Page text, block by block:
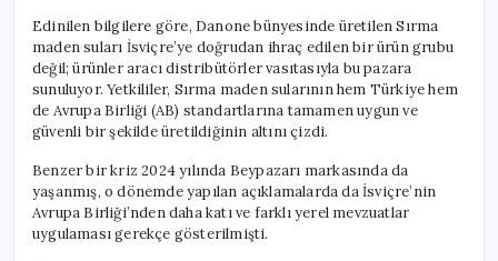
Edinilen bilgilere göre, Danone bünyesinde üretilen Sırma
maden suları İsviçre’ye doğrudan ihraç edilen bir ürün grubu
değil; ürünler aracı distribütörler vasıtasıyla bu pazara
sunuluyor. Yetkililer, Sırma maden sularının hem Türkiye hem
de Avrupa Birliği (AB) standartlarına tamamen uygun ve
güvenli bir şekilde üretildiğinin altını çizdi.
Benzer bir kriz 2024 yılında Beypazarı markasında da
yaşanmış, o dönemde yapılan açıklamalarda da İsviçre’nin
Avrupa Birliği’nden daha katı ve farklı yerel mevzuatlar
uygulaması gerekçe gösterilmişti.